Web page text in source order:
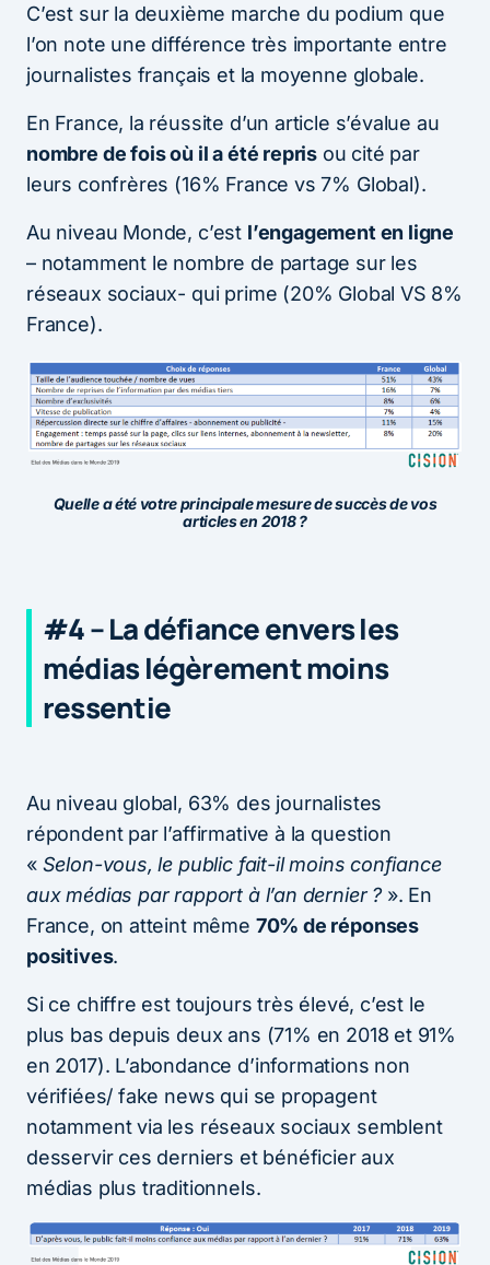
C’est sur la deuxième marche du podium que
l’on note une différence très importante entre
journalistes français et la moyenne globale.
En France, la réussite d’un article s’évalue au
nombre de fois où il a été repris ou cité par
leurs confrères (16% France vs 7% Global).
Au niveau Monde, c’est l’engagement en ligne
– notamment le nombre de partage sur les
réseaux sociaux- qui prime (20% Global VS 8%
France).
Quelle a été votre principale mesure de succès de vos
articles en 2018 ?
#4 – La défiance envers les
médias légèrement moins
ressentie
Au niveau global, 63% des journalistes
répondent par l’affirmative à la question
« Selon-vous, le public fait-il moins confiance
aux médias par rapport à l’an dernier ?». En
France, on atteint même 70% de réponses
positives.
Si ce chiffre est toujours très élevé, c’est le
plus bas depuis deux ans (71% en 2018 et 91%
en 2017). L’abondance d’informations non
vérifiées/ fake news qui se propagent
notamment via les réseaux sociaux semblent
desservir ces derniers et bénéficier aux
médias plus traditionnels.